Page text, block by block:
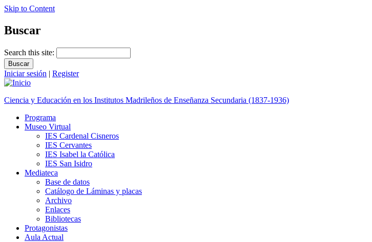
Skip to Content
Buscar
Search this site:
Iniciar sesión | Register
Ciencia y Educación en los Institutos Madrileños de Enseñanza Secundaria (1837-1936)
Programa
Museo Virtual
IES Cardenal Cisneros
IES Cervantes
IES Isabel la Católica
IES San Isidro
Mediateca
Base de datos
Catálogo de Láminas y placas
Archivo
Enlaces
Bibliotecas
Protagonistas
Aula Actual